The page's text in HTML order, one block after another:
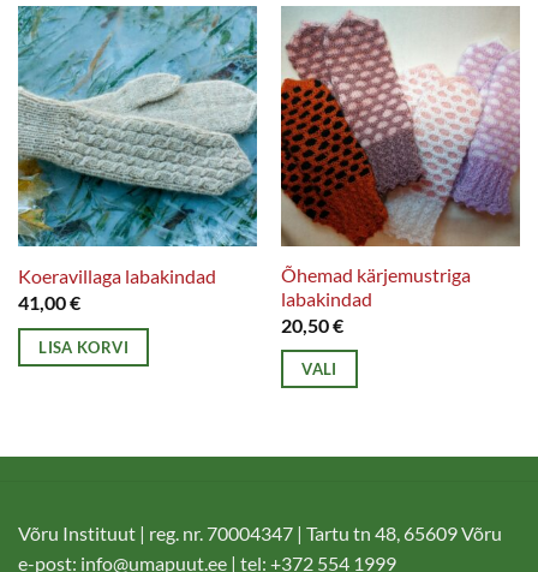
Koeravillaga labakindad
41,00€
LISA KORVI
Õhemad kärjemustriga
labakindad
20,50€
VALI
on
varianti.
Valikuid
Võru Instituut | reg. nr. 70004347 | Tartu tn 48, 65609 Võru
e-post: info@umapuut.ee | tel: +372 554 1999